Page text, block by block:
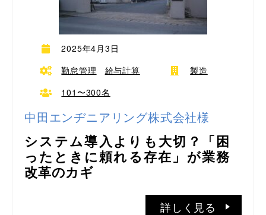
2025年4月3日
勤怠管理
給与計算
製造
101〜300名
中田エンヂニアリング株式会社様
システム導入よりも大切？「困
ったときに頼れる存在」が業務
改革のカギ
詳しく見る